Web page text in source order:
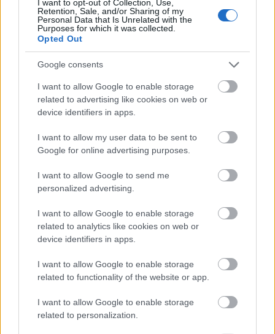
I want to opt-out of Collection, Use,
Retention, Sale, and/or Sharing of my
Personal Data that Is Unrelated with the
Purposes for which it was collected.
Opted Out
Google consents
I want to allow Google to enable storage
related to advertising like cookies on web or
device identifiers in apps.
I want to allow my user data to be sent to
Google for online advertising purposes.
I want to allow Google to send me
personalized advertising.
I want to allow Google to enable storage
related to analytics like cookies on web or
device identifiers in apps.
I want to allow Google to enable storage
related to functionality of the website or app.
I want to allow Google to enable storage
related to personalization.
modern jazz-standardek szerepelnek, a
Hárshegy Band koncertjén a vokális smooth-
jazz és az instrumentális fusion egyfajta
Borbély Műhely improvizatív zenéjében pedig
érdekes dallamfordulatok, erőteljes ritmusok,
kortárs zenei elemek csalogatják az
érdeklődőket a színpad közelébe.
Az estét a Modern Art Orchestra zárja, amely
elsősorban magyar szerzemények
bemutatását tűzte ki célul, így a közönség
főleg Fekete-Kovács Kornél, Hárs Viktor, Oláh
darabjait hallhatja.
Zene Jazz, etno